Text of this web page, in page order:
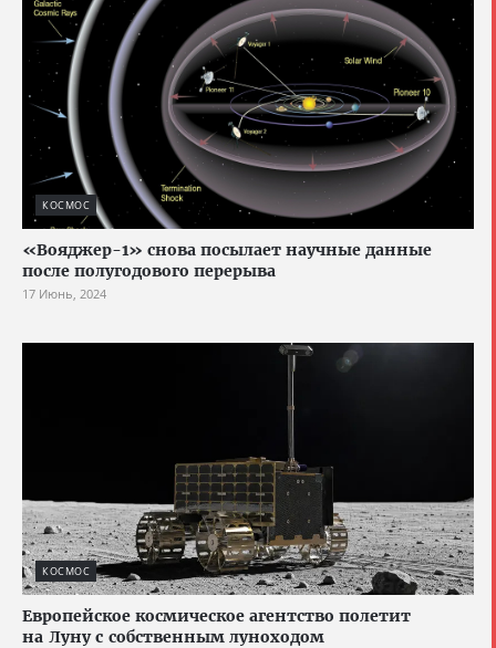
КОСМОС
«Вояджер-1» снова посылает научные данные
после полугодового перерыва
17 Июнь, 2024
КОСМОС
Европейское космическое агентство полетит
на Луну с собственным луноходом